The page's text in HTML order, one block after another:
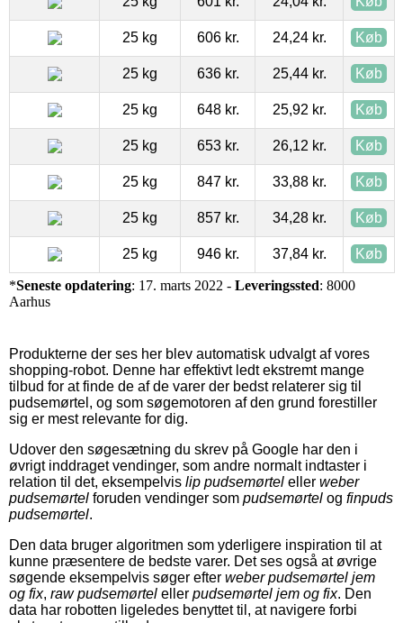
25 kg 606 kr. 24,24 kr. Køb
25 kg 636 kr. 25,44 kr. Køb
25 kg 648 kr. 25,92 kr. Køb
25 kg 653 kr. 26,12 kr. Køb
25 kg 847 kr. 33,88 kr. Køb
25 kg 857 kr. 34,28 kr. Køb
25 kg 946 kr. 37,84 kr. Køb
*Seneste opdatering: 17. marts 2022 - Leveringssted: 8000
Aarhus
Produkterne der ses her blev automatisk udvalgt af vores
shopping-robot. Denne har effektivt ledt ekstremt mange
tilbud for at finde de af de varer der bedst relaterer sig til
pudsemørtel, og som søgemotoren af den grund forestiller
sig er mest relevante for dig.
Udover den søgesætning du skrev på Google har den i
øvrigt inddraget vendinger, som andre normalt indtaster i
relation til det, eksempelvis lip pudsemørtel eller weber
pudsemørtel foruden vendinger som pudsemørtel og finpuds
pudsemørtel.
Den data bruger algoritmen som yderligere inspiration til at
kunne præsentere de bedste varer. Det ses også at øvrige
søgende eksempelvis søger efter weber pudsemørtel jem
og fix, raw pudsemørtel eller pudsemørtel jem og fix. Den
data har robotten ligeledes benyttet til, at navigere forbi